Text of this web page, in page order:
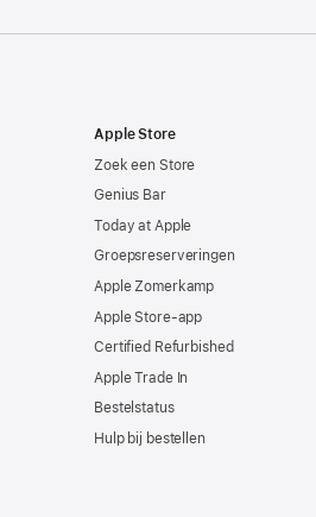
Apple Store
Zoek een Store
Genius Bar
Today at Apple
Groepsreserveringen
Apple Zomerkamp
Apple Store-app
Certified Refurbished
Apple Trade In
Bestelstatus
Hulp bij bestellen